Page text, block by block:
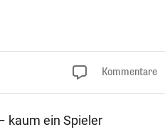
Kommentare
kaum ein Spieler